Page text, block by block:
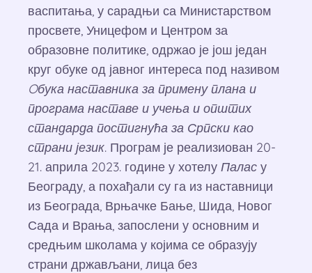
васпитања, у сарадњи са Министарством
просвете, Уницефом и Центром за
образовне политике, одржао је још један
круг обуке од јавног интереса под називом
Oбука наставника за примену плана и
програма наставе и учења и општих
стандарда постигнућа за Српски као
страни језик. Програм је реализиован 20-
21. априла 2023. године у хотелу Палас у
Београду, а похађали су га из наставници
из Београда, Врњачке Бање, Шида, Новог
Сада и Врања, запослени у основним и
средњим школама у којима се образују
страни држављани, лица без